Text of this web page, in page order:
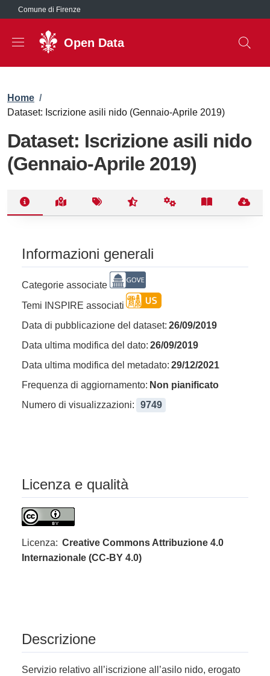
Salta al contenuto principale
Comune di Firenze
Open Data
Briciole di pane
Home /
Dataset: Iscrizione asili nido (Gennaio-Aprile 2019)
Dataset: Iscrizione asili nido
(Gennaio-Aprile 2019)
Informazioni generali
Categorie associate
Temi INSPIRE associati
Data di pubblicazione del dataset: 26/09/2019
Data ultima modifica del dato: 26/09/2019
Data ultima modifica del metadato: 29/12/2021
Frequenza di aggiornamento: Non pianificato
Numero di visualizzazioni:
9749
Licenza e qualità
Licenza: Creative Commons Attribuzione 4.0
Internazionale (CC-BY 4.0)
Descrizione
Servizio relativo all’iscrizione all’asilo nido, erogato